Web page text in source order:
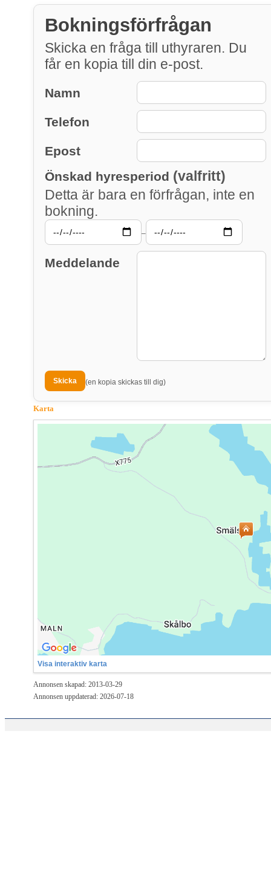
Bokningsförfrågan
Skicka en fråga till uthyraren. Du
får en kopia till din e-post.
Namn
Telefon
Epost
Önskad hyresperiod (valfritt)
Detta är bara en förfrågan, inte en
bokning.
–
Meddelande
(en kopia skickas till dig)
Karta
Visa interaktiv karta
Annonsen skapad: 2013-03-29
Annonsen uppdaterad: 2026-07-18